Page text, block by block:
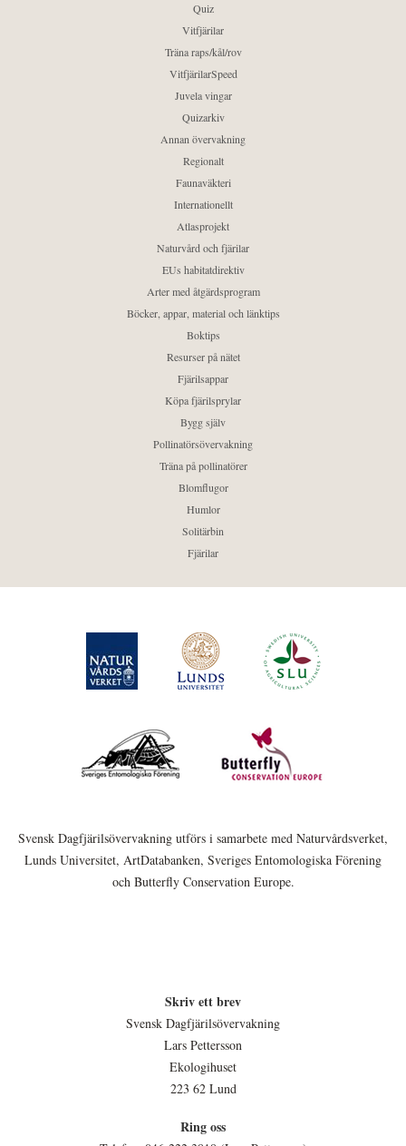
Quiz
Vitfjärilar
Träna raps/kål/rov
VitfjärilarSpeed
Juvela vingar
Quizarkiv
Annan övervakning
Regionalt
Faunaväkteri
Internationellt
Atlasprojekt
Naturvård och fjärilar
EUs habitatdirektiv
Arter med åtgärdsprogram
Böcker, appar, material och länktips
Boktips
Resurser på nätet
Fjärilsappar
Köpa fjärilsprylar
Bygg själv
Pollinatörsövervakning
Träna på pollinatörer
Blomflugor
Humlor
Solitärbin
Fjärilar
Svensk Dagfjärilsövervakning utförs i samarbete med Naturvårdsverket,
Lunds Universitet, ArtDatabanken, Sveriges Entomologiska Förening
och Butterfly Conservation Europe.
Skriv ett brev
Svensk Dagfjärilsövervakning
Lars Pettersson
Ekologihuset
223 62 Lund
Ring oss